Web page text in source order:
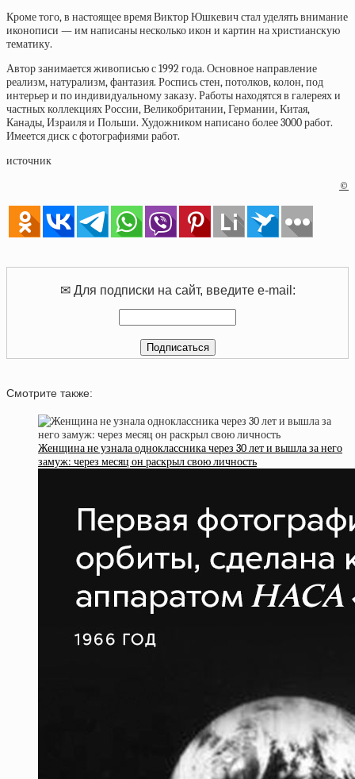
Кроме того, в настоящее время Виктор Юшкевич стал уделять внимание
иконописи — им написаны несколько икон и картин на христианскую
тематику.
Автор занимается живописью с 1992 года. Основное направление
реализм, натурализм, фантазия. Роспись стен, потолков, колон, под
интерьер и по индивидуальному заказу. Работы находятся в галереях и
частных коллекциях России, Великобритании, Германии, Китая,
Канады, Израиля и Польши. Художником написано более 3000 работ.
Имеется диск с фотографиями работ.
источник
©
✉ Для подписки на сайт, введите e-mail:
Смотрите также:
Женщина не узнала одноклассника через 30 лет и вышла за него
замуж: через месяц он раскрыл свою личность